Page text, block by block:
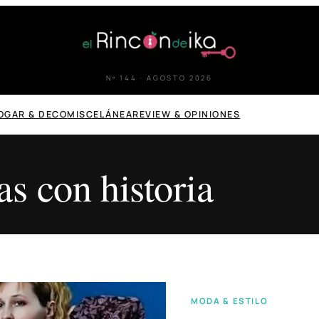
Nº 144 · AGOSTO 2026
& DECOMISCELÁNEAREVIEW & OPINIONES
con historia
MODA & ESTILO